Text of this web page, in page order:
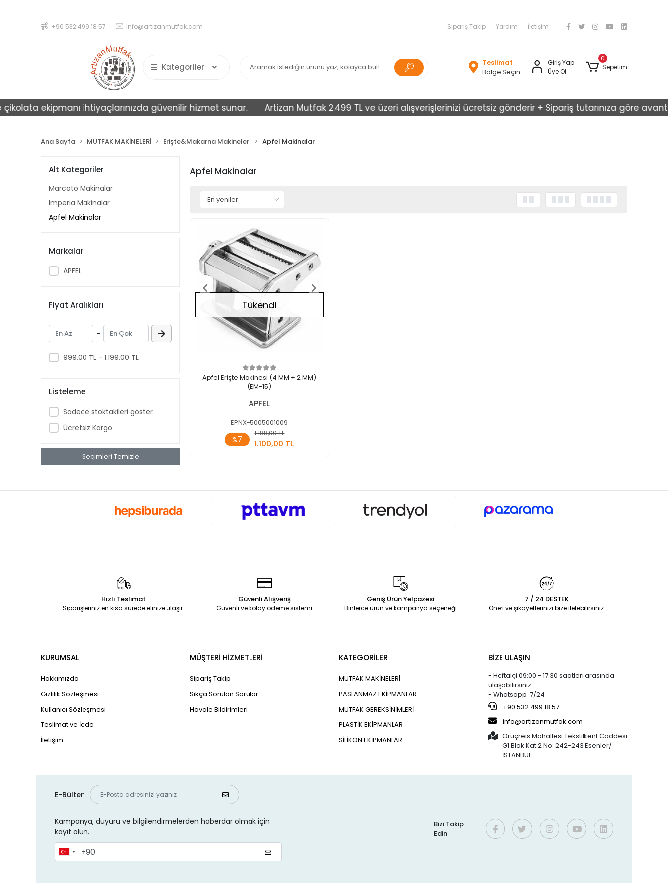
ekipmanı ihtiyaçlarınızda güvenilir hizmet sunar. Artizan Mutfak 2.499 TL ve üzeri alışverişlerinizi ücretsiz gönderir + Sipariş tutarınıza göre
+90 532 499 18 57 info@artizanmutfak.com Sipariş Takip Yardım İletişim
Kategoriler
Teslimat
Bölge Seçin
Giriş Yap
Üye Ol
0
Sepetim
Ana Sayfa MUTFAK MAKİNELERİ Erişte&Makarna Makineleri Apfel Makinalar
Alt Kategoriler
Marcato Makinalar
Imperia Makinalar
Apfel Makinalar
Markalar
APFEL
Fiyat Aralıkları
-
999,00 TL - 1.199,00 TL
Listeleme
Sadece stoktakileri göster
Ücretsiz Kargo
Seçimleri Temizle
Apfel Makinalar
Tükendi
Apfel Erişte Makinesi (4 MM + 2 MM)
(EM-15)
APFEL
EPNX-5005001009
%7
1.188,00 TL
1.100,00 TL
Stokta Yok
Hızlı Teslimat
Siparişleriniz en kısa sürede elinize ulaşır.
Güvenli Alışveriş
Güvenli ve kolay ödeme sistemi
Geniş Ürün Yelpazesi
Binlerce ürün ve kampanya seçeneği
7 / 24 DESTEK
Öneri ve şikayetlerinizi bize iletebilirsiniz.
KURUMSAL
Hakkımızda
Gizlilik Sözleşmesi
Kullanıcı Sözleşmesi
Teslimat ve İade
İletişim
MÜŞTERİ HİZMETLERİ
Sipariş Takip
Sıkça Sorulan Sorular
Havale Bildirimleri
KATEGORİLER
MUTFAK MAKİNELERİ
PASLANMAZ EKİPMANLAR
MUTFAK GEREKSİNİMLERİ
PLASTİK EKİPMANLAR
SİLİKON EKİPMANLAR
BİZE ULAŞIN
- Haftaiçi 09:00 - 17:30 saatleri arasında
ulaşabilirsiniz.
- Whatsapp 7/24
+90 532 499 18 57
info@artizanmutfak.com
Oruçreis Mahallesi Tekstilkent Caddesi
G1 Blok Kat:2 No: 242-243 Esenler/
İSTANBUL
E-Bülten
Kampanya, duyuru ve bilgilendirmelerden haberdar olmak için
kayıt olun.
Bizi Takip
Edin